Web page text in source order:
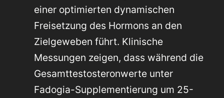
einer optimierten dynamischen
Freisetzung des Hormons an den
Zielgeweben führt. Klinische
Messungen zeigen, dass während die
Gesamttestosteronwerte unter
Fadogia-Supplementierung um 25-